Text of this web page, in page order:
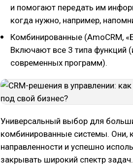
и помогают передать им
когда нужно, например,
Комбинированные (AmoCRM,
Включают все 3 типа функций
современных программ).
Универсальный выбор для
комбинированные системы. Они,
направленности и успешно
закрывать широкий спектр задач.